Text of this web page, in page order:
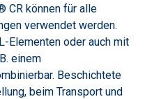
CR können für alle
verwendet werden.
Elementen oder auch mit
einem
Beschichtete
beim Transport und